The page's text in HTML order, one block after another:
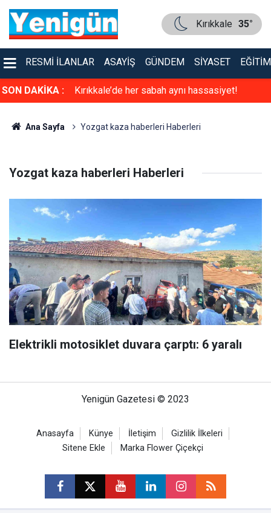
Kırıkkale 35°
RESMI İLANLAR ASAYIŞ GÜNDEM SIYASET EĞITIM
SON DAKİKA :
İlke Özyüksel Kırıkkale’de her sabah aynı hassasiyet!
Ana Sayfa Yozgat kaza haberleri Haberleri
Yozgat kaza haberleri Haberleri
Elektrikli motosiklet duvara çarptı: 6 yaralı
Yenigün Gazetesi © 2023
Anasayfa Künye İletişim
Gizlilik İlkeleri
Sitene Ekle
Marka Flower Çiçekçi